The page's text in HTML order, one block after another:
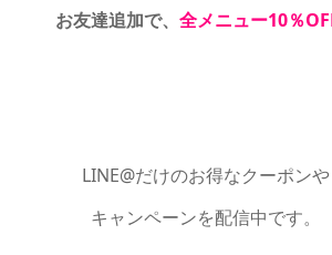
お友達追加で、 全メニュー10％
LINE@だけのお得なクーポンや
キャンペーンを配信中です。